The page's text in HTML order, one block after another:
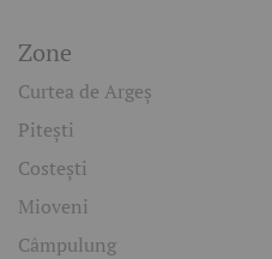
Zone
Curtea de Argeș
Pitești
Costești
Mioveni
Câmpulung